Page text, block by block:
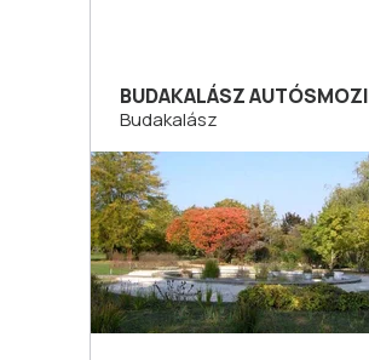
BUDAKALÁSZ AUTÓSMOZI
Budakalász